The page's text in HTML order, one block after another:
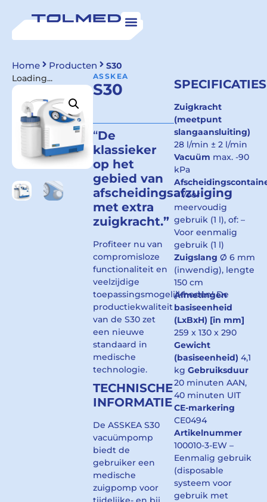
Home Producten
S30
Loading...
ASSKEA
S30
“De
klassieker
op het
gebied van
afscheidingsafzuiging
met extra
zuigkracht.”
Profiteer nu van
compromisloze
functionaliteit en
veelzijdige
toepassingsmogelijkheden! De
productiekwaliteit
van de S30 zet
een nieuwe
standaard in
medische
technologie.
TECHNISCHE
INFORMATIE
De ASSKEA S30
vacuümpomp
biedt de
gebruiker een
medische
zuigpomp voor
SPECIFICATIES
Zuigkracht
(meetpunt
slangaansluiting)
28 l/min ± 2 l/min
Vacuüm max. -90
kPa
– Voor
meervoudig
gebruik (1 l), of: –
Voor eenmalig
gebruik (1 l)
Zuigslang Ø 6 mm
(inwendig), lengte
150 cm
Afmetingen
basiseenheid
(LxBxH) [in mm]
259 x 130 x 290
Gewicht
(basiseenheid) 4,1
kg Gebruiksduur
20 minuten AAN,
40 minuten UIT
CE-markering
CE0494
Artikelnummer
100010-3-EW –
Eenmalig gebruik
(disposable
systeem voor
gebruik met